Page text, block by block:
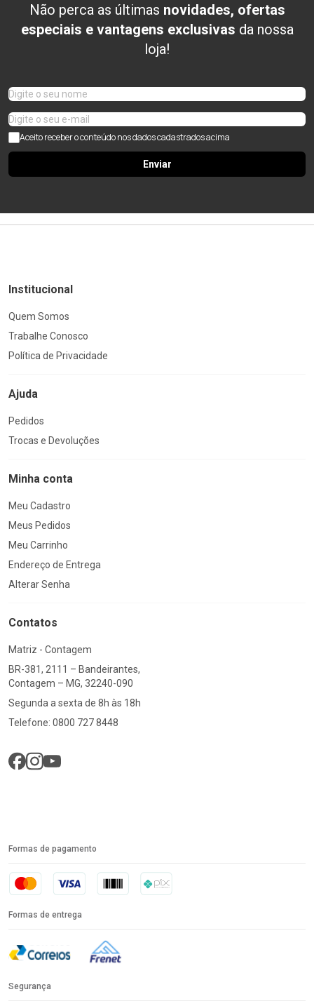
Não perca as últimas novidades, ofertas
especiais e vantagens exclusivas da nossa
loja!
Aceito receber o conteúdo nos dados cadastrados acima
Enviar
Institucional
Quem Somos
Trabalhe Conosco
Política de Privacidade
Ajuda
Pedidos
Trocas e Devoluções
Minha conta
Meu Cadastro
Meus Pedidos
Meu Carrinho
Endereço de Entrega
Alterar Senha
Contatos
Matriz - Contagem
BR-381, 2111 – Bandeirantes,
Contagem – MG, 32240-090
Segunda a sexta de 8h às 18h
Telefone: 0800 727 8448
Formas de pagamento
Formas de entrega
Segurança